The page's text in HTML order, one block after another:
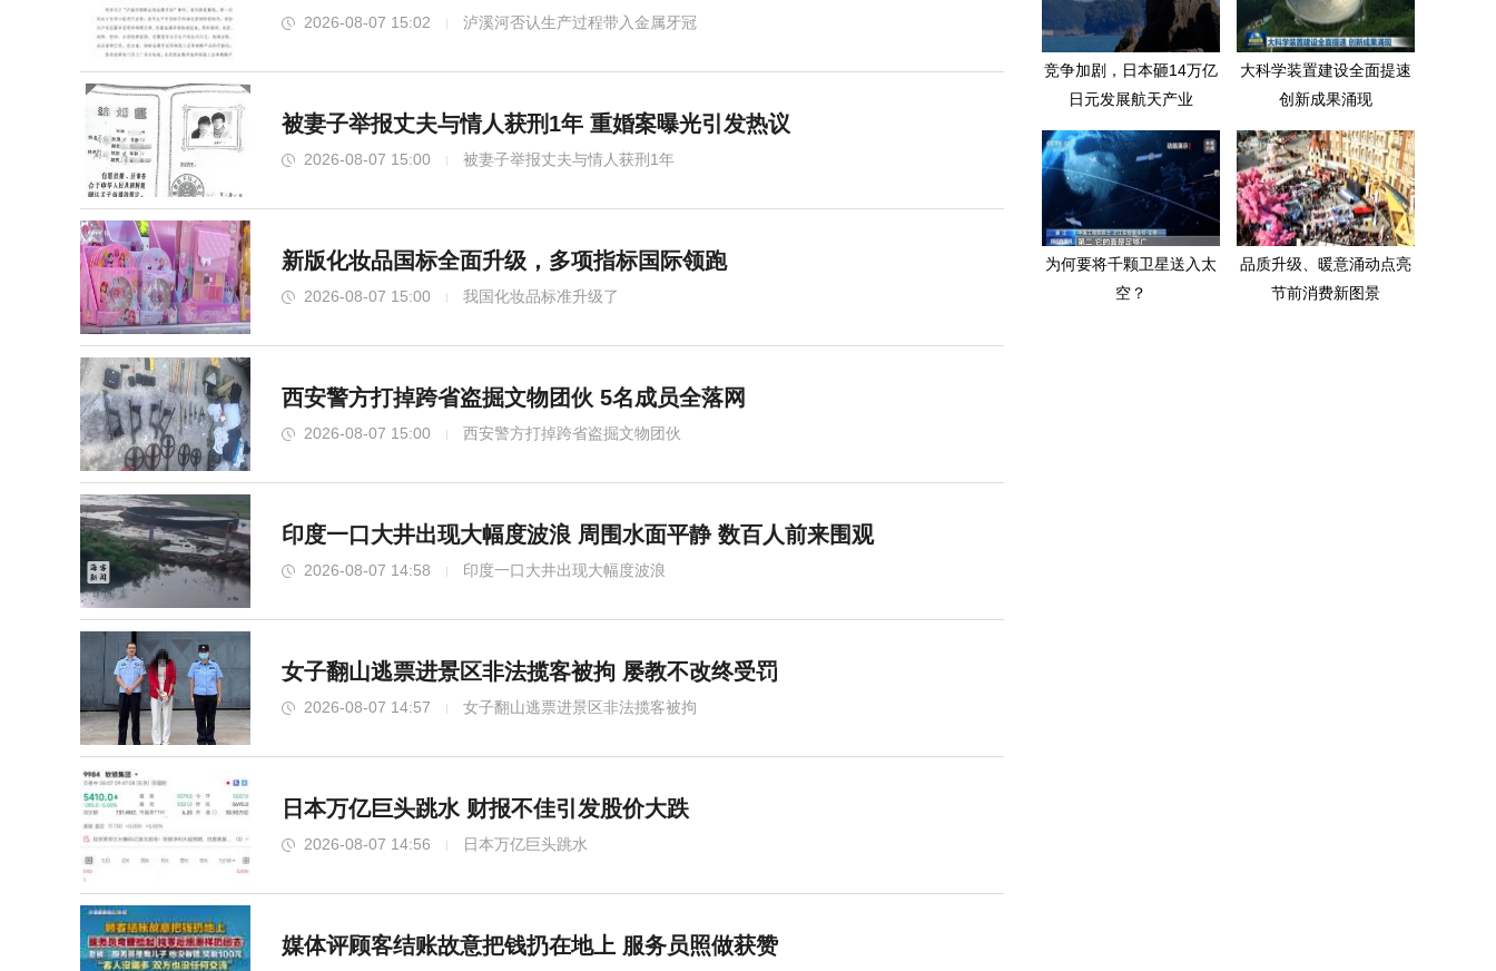
2026-08-07 15:02 泸溪河否认生产过程带入金属牙冠
被妻子举报丈夫与情人获刑1年 重婚案曝光引发热议
2026-08-07 15:00 被妻子举报丈夫与情人获刑1年
新版化妆品国标全面升级，多项指标国际领跑
2026-08-07 15:00 我国化妆品标准升级了
西安警方打掉跨省盗掘文物团伙 5名成员全落网
2026-08-07 15:00 西安警方打掉跨省盗掘文物团伙
印度一口大井出现大幅度波浪 周围水面平静 数百人前来围观
2026-08-07 14:58 印度一口大井出现大幅度波浪
女子翻山逃票进景区非法揽客被拘 屡教不改终受罚
2026-08-07 14:57 女子翻山逃票进景区非法揽客被拘
日本万亿巨头跳水 财报不佳引发股价大跌
2026-08-07 14:56 日本万亿巨头跳水
媒体评顾客结账故意把钱扔在地上 服务员照做获赞
竞争加剧，日本砸14万亿
日元发展航天产业
大科学装置建设全面提速
创新成果涌现
为何要将千颗卫星送入太
空？
品质升级、暖意涌动点亮
节前消费新图景